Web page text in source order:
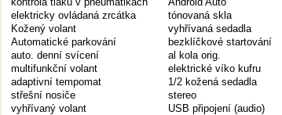
elektricky ovládaná zrcátka
Kožený volant
Automatické parkování
auto. denní svícení
multifunkční volant
adaptivní tempomat
střešní nosiče
vyhřívaný volant
tónovaná skla
vyhřívaná sedadla
bezklíčkové startování
al kola orig.
elektrické víko kufru
1/2 kožená sedadla
stereo
USB připojení (audio)